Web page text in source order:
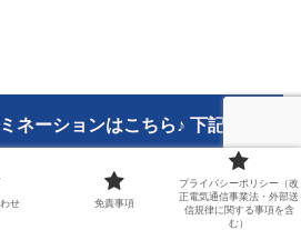
ネーションはこちら♪ 下記を
せ 免責事項
プライバシーポリシー（改
正電気通信事業法・外部送
信規律に関する事項を含
む）